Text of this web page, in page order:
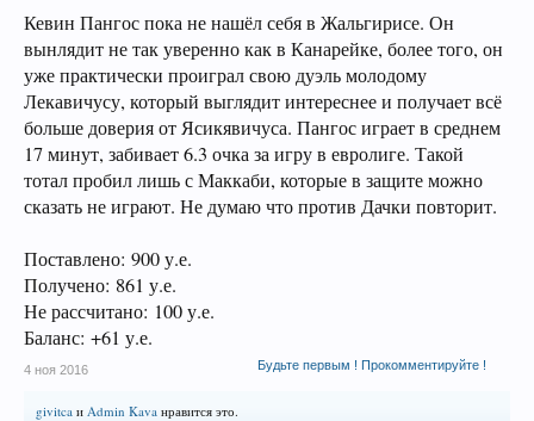
Кевин Пангос пока не нашёл себя в Жальгирисе. Он
вынлядит не так уверенно как в Канарейке, более того, он
уже практически проиграл свою дуэль молодому
Лекавичусу, который выглядит интереснее и получает всё
больше доверия от Ясикявичуса. Пангос играет в среднем
17 минут, забивает 6.3 очка за игру в евролиге. Такой
тотал пробил лишь с Маккаби, которые в защите можно
сказать не играют. Не думаю что против Дачки повторит.
Поставлено: 900 у.е.
Получено: 861 у.е.
Не рассчитано: 100 у.е.
Баланс: +61 у.е.
Будьте первым ! Прокомментируйте !
4 ноя 2016
givitca и Admin Kava нравится это.